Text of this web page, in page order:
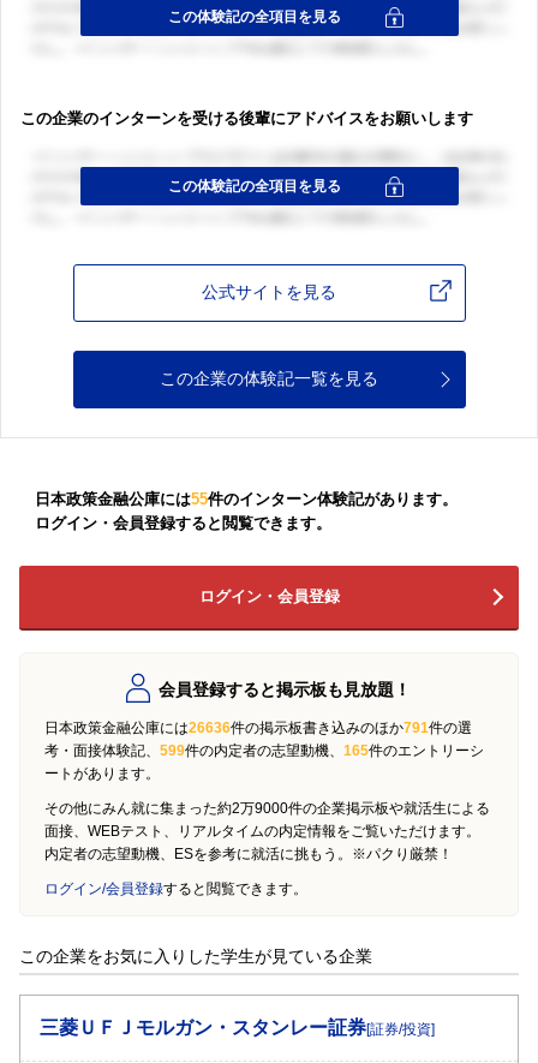
この企業のインターンを受ける後輩にアドバイスをお願いします
公式サイトを見る
この企業の体験記一覧を見る
日本政策金融公庫には55件のインターン体験記があります。
ログイン・会員登録すると閲覧できます。
ログイン・会員登録
会員登録すると掲示板も見放題！
日本政策金融公庫には26636件の掲示板書き込みのほか791件の選
考・面接体験記、 599件の内定者の志望動機、 165件のエントリーシ
ートがあります。
その他にみん就に集まった約2万9000件の企業掲示板や就活生による
面接、WEBテスト、リアルタイムの内定情報をご覧いただけます。
内定者の志望動機、ESを参考に就活に挑もう。※パクり厳禁！
ログイン/会員登録すると閲覧できます。
この企業をお気に入りした学生が見ている企業
三菱ＵＦＪモルガン・スタンレー証券[証券/投資]